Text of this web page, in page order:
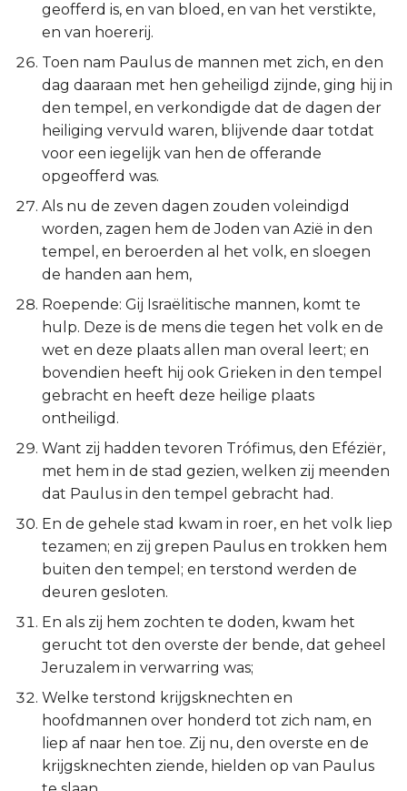
geofferd is, en van bloed, en van het verstikte,
en van hoererij.
Toen nam Paulus de mannen met zich, en den
dag daaraan met hen geheiligd zijnde, ging hij in
den tempel, en verkondigde dat de dagen der
heiliging vervuld waren, blijvende daar totdat
voor een iegelijk van hen de offerande
opgeofferd was.
Als nu de zeven dagen zouden voleindigd
worden, zagen hem de Joden van Azië in den
tempel, en beroerden al het volk, en sloegen
de handen aan hem,
Roepende: Gij Israëlitische mannen, komt te
hulp. Deze is de mens die tegen het volk en de
wet en deze plaats allen man overal leert; en
bovendien heeft hij ook Grieken in den tempel
gebracht en heeft deze heilige plaats
ontheiligd.
Want zij hadden tevoren Trófimus, den Eféziër,
met hem in de stad gezien, welken zij meenden
dat Paulus in den tempel gebracht had.
En de gehele stad kwam in roer, en het volk liep
tezamen; en zij grepen Paulus en trokken hem
buiten den tempel; en terstond werden de
deuren gesloten.
En als zij hem zochten te doden, kwam het
gerucht tot den overste der bende, dat geheel
Jeruzalem in verwarring was;
Welke terstond krijgsknechten en
hoofdmannen over honderd tot zich nam, en
liep af naar hen toe. Zij nu, den overste en de
krijgsknechten ziende, hielden op van Paulus